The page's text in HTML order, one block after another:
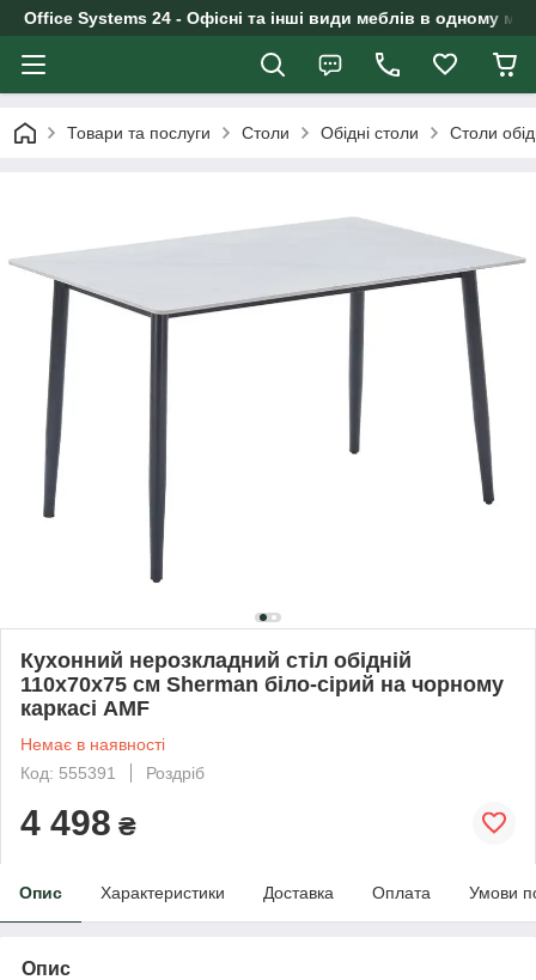
Office Systems 24 - Офісні та інші види меблів в одному
Товари та послуги Столи Обідні столи Столи
Кухонний нерозкладний стіл обідній
110х70х75 см Sherman біло-сірий на чорному
каркасі AMF
Немає в наявності
Код: 555391
Роздріб
4 498 ₴
Опис Характеристики Доставка Оплата Умови
Опис